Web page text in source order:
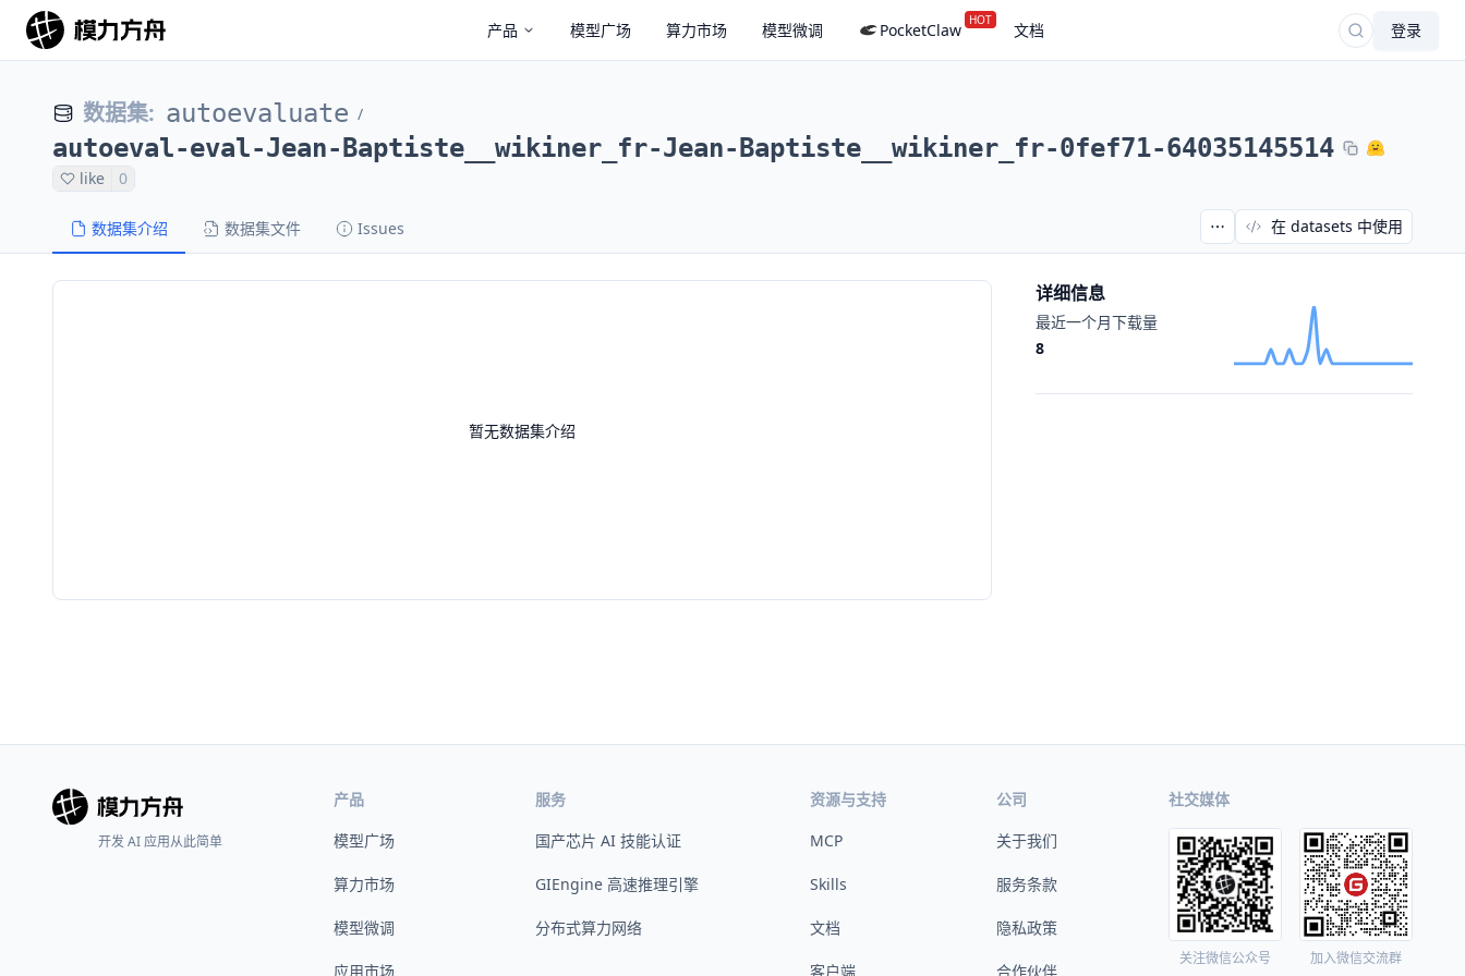
产品 模型广场 算力市场 模型微调 PocketClaw HOT 文档 登录
数据集: autoevaluate /
autoeval-eval-Jean-Baptiste__wikiner_fr-Jean-Baptiste__wikiner_fr-0fef71-64035145514
like 0
数据集介绍 数据集文件 Issues 在 datasets 中使用
暂无数据集介绍
详细信息
最近一个月下载量
8
开发 AI 应用从此简单
产品
模型广场
算力市场
模型微调
应用市场
服务
国产芯片 AI 技能认证
GIEngine 高速推理引擎
分布式算力网络
资源与支持
MCP
Skills
文档
客户端
公司
关于我们
服务条款
隐私政策
合作伙伴
社交媒体
关注微信公众号 加入微信交流群